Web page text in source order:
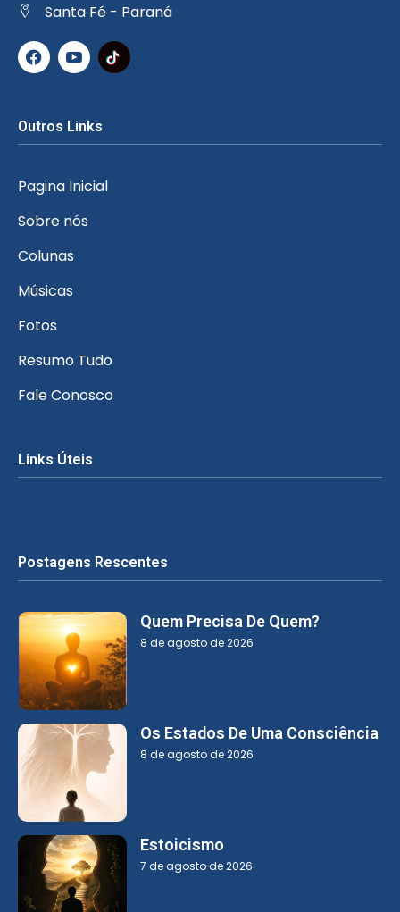
Santa Fé - Paraná
Outros Links
Pagina Inicial
Sobre nós
Colunas
Músicas
Fotos
Resumo Tudo
Fale Conosco
Links Úteis
Postagens Rescentes
Quem Precisa De Quem?
8 de agosto de 2026
Os Estados De Uma Consciência
8 de agosto de 2026
Estoicismo
7 de agosto de 2026